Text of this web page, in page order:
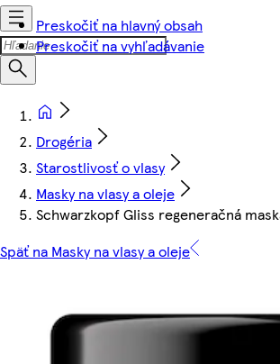
Preskočiť na hlavný obsah
Preskočiť na vyhľadávanie
Drogéria
Starostlivosť o vlasy
Masky na vlasy a oleje
Schwarzkopf Gliss regeneračná
Späť na Masky na vlasy a oleje